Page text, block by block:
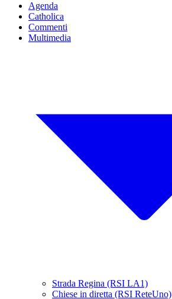
Agenda
Catholica
Commenti
Multimedia
Strada Regina (RSI LA1)
Chiese in diretta (RSI ReteUno)